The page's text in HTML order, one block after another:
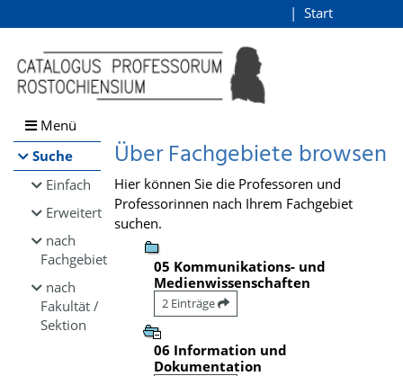
Browsen
direkt zum Inhalt
Start
Menü
Suche
Einfach
Erweitert
nach
Fachgebiet
nach
Fakultät /
Sektion
Über Fachgebiete browsen
Hier können Sie die Professoren und
Professorinnen nach Ihrem Fachgebiet
suchen.
05 Kommunikations- und
Medienwissenschaften
2 Einträge
06 Information und
Dokumentation